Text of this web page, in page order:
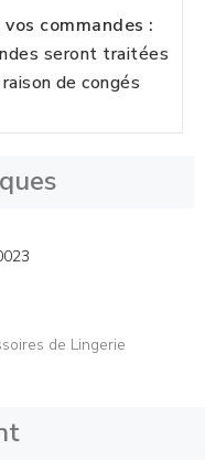
commandes :
seront traitées
de congés
de Lingerie